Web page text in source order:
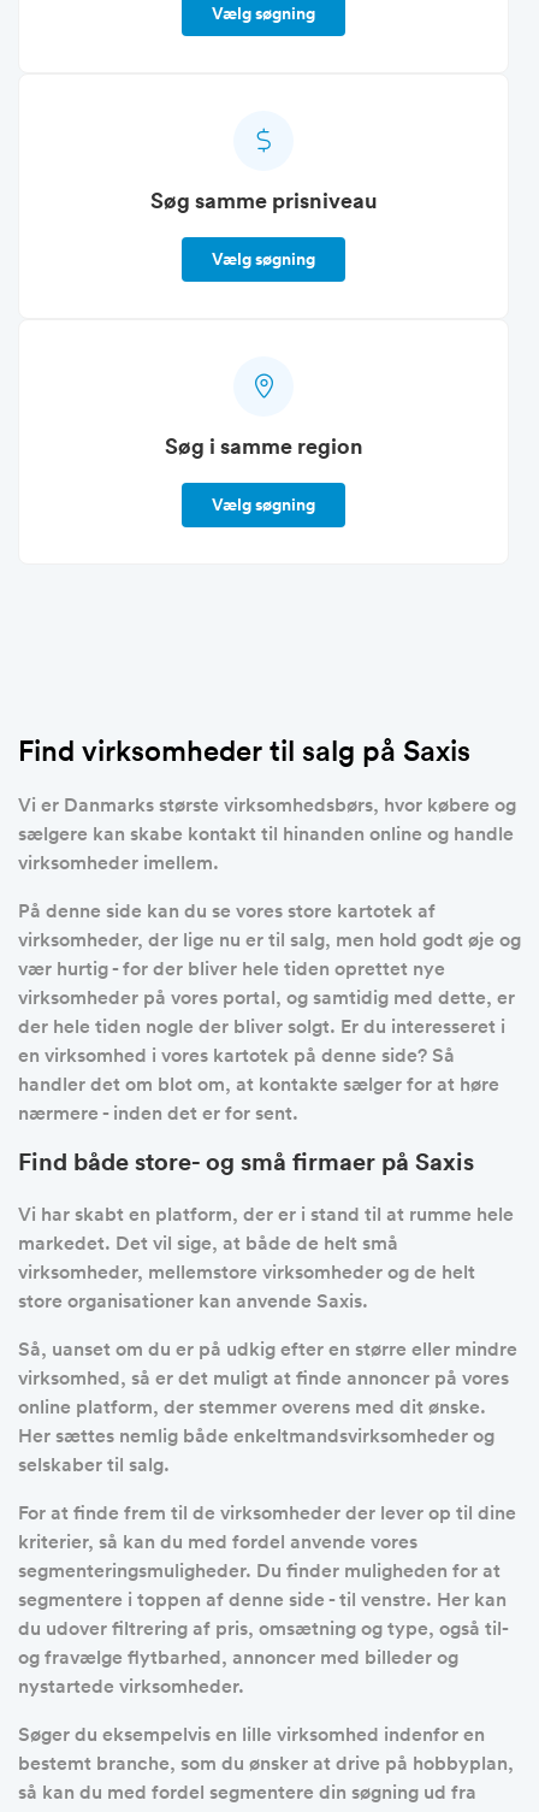
Vælg søgning
Søg samme prisniveau
Vælg søgning
Søg i samme region
Vælg søgning
Find virksomheder til salg på Saxis
Vi er Danmarks største virksomhedsbørs, hvor købere og
sælgere kan skabe kontakt til hinanden online og handle
virksomheder imellem.
På denne side kan du se vores store kartotek af
virksomheder, der lige nu er til salg, men hold godt øje og
vær hurtig - for der bliver hele tiden oprettet nye
virksomheder på vores portal, og samtidig med dette, er
der hele tiden nogle der bliver solgt. Er du interesseret i
en virksomhed i vores kartotek på denne side? Så
handler det om blot om, at kontakte sælger for at høre
nærmere - inden det er for sent.
Find både store- og små firmaer på Saxis
Vi har skabt en platform, der er i stand til at rumme hele
markedet. Det vil sige, at både de helt små
virksomheder, mellemstore virksomheder og de helt
store organisationer kan anvende Saxis.
Så, uanset om du er på udkig efter en større eller mindre
virksomhed, så er det muligt at finde annoncer på vores
online platform, der stemmer overens med dit ønske.
Her sættes nemlig både enkeltmandsvirksomheder og
selskaber til salg.
For at finde frem til de virksomheder der lever op til dine
kriterier, så kan du med fordel anvende vores
segmenteringsmuligheder. Du finder muligheden for at
segmentere i toppen af denne side - til venstre. Her kan
du udover filtrering af pris, omsætning og type, også til-
og fravælge flytbarhed, annoncer med billeder og
nystartede virksomheder.
Søger du eksempelvis en lille virksomhed indenfor en
bestemt branche, som du ønsker at drive på hobbyplan,
så kan du med fordel segmentere din søgning ud fra